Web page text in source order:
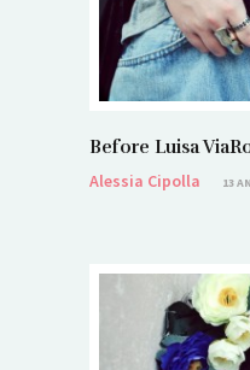
Before Luisa
Alessia Cipolla
13